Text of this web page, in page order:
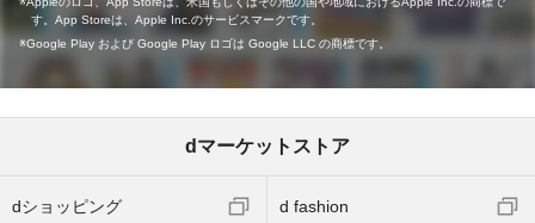
す。App Storeは、Apple Inc.のサービスマークです。
Google Play および Google Play ロゴは Google LLC の商標です。
dマーケットストア
dショッピング d fashion